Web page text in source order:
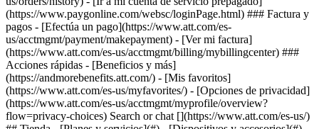
Search or chat [](https://www.att.com/es-us/)